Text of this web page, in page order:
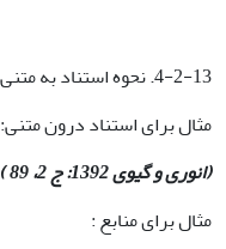
4-2-13. نحوه استناد به متنی با دو نویسنده:
مثال برای استناد درون متنی:
(انوری و گیوی 1392: ج 2، 89 )
مثال برای منابع :